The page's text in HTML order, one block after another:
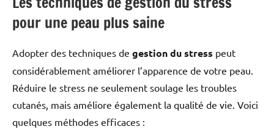
pour une peau plus saine
Adopter des techniques de gestion du stress peut
considérablement améliorer l’apparence de votre peau.
Réduire le stress ne seulement soulage les troubles
cutanés, mais améliore également la qualité de vie. Voici
quelques méthodes efficaces :